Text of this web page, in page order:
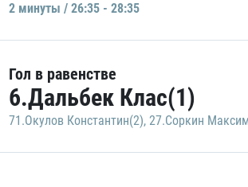
2 минуты / 26:35 - 28:35
Гол в равенстве
6.Дальбек Клас(1)
71.Окулов Константин(2), 27.Соркин